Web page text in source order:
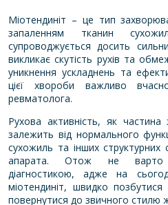
Міотендиніт – це тип
запаленням тканин
супроводжується досить
викликає скутість рухів та
уникнення ускладнень та
цієї хвороби важливо
ревматолога.
Рухова активність, як
залежить від нормального
сухожиль та інших структурних
апарата. Отож не варто
діагностикою, адже на
міотендиніт, швидко
повернутися до звичного стилю